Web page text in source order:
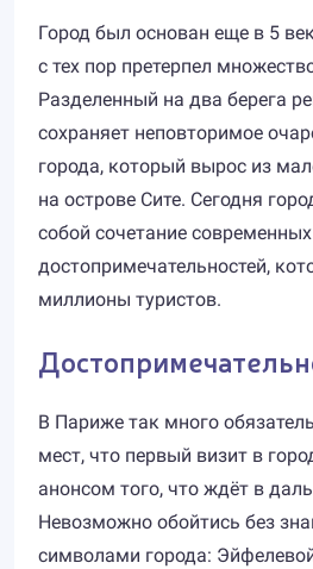
Город был основан еще в 5
с тех пор претерпел
Разделенный на два берега
сохраняет неповторимое
города, который вырос из
на острове Сите. Сегодня
собой сочетание
достопримечательностей,
миллионы туристов.
В Париже так много
мест, что первый визит в
анонсом того, что ждёт в
Невозможно обойтись без
символами города: